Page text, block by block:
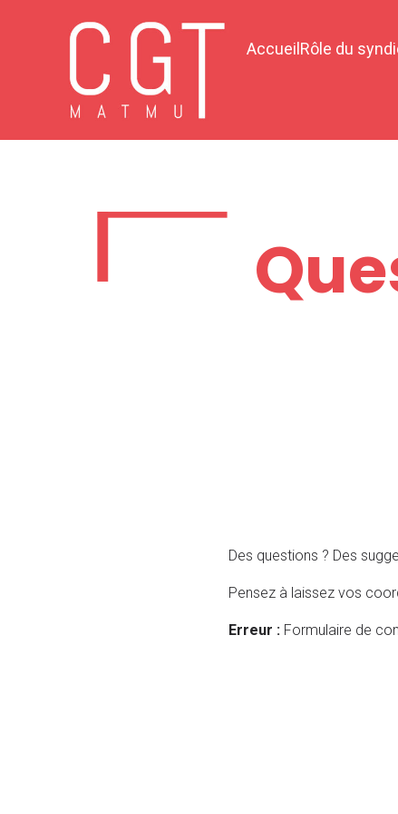
Accueil Rôle du
Des questions ? Des
Pensez à laissez vos
Erreur : Formulaire de